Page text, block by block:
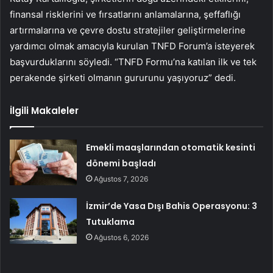
finansal risklerini ve fırsatlarını anlamalarına, şeffaflığı
artırmalarına ve çevre dostu stratejiler geliştirmelerine
yardımcı olmak amacıyla kurulan TNFD Forum’a isteyerek
başvurduklarını söyledi. “TNFD Formu’na katılan ilk ve tek
perakende şirketi olmanın gururunu yaşıyoruz” dedi.
İlgili Makaleler
Emekli maaşlarından otomatik kesinti
dönemi başladı
Ağustos 7, 2026
İzmir’de Yasa Dışı Bahis Operasyonu: 3
Tutuklama
Ağustos 6, 2026